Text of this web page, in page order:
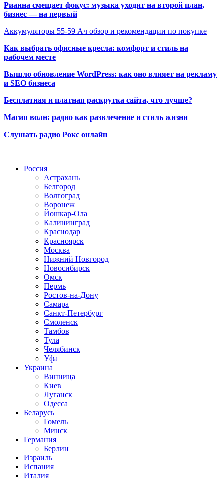
Рианна смещает фокус: музыка уходит на второй план,
бизнес — на первый
Аккумуляторы 55-59 Ач обзор и рекомендации по покупке
Как выбрать офисные кресла: комфорт и стиль на
рабочем месте
Вышло обновление WordPress: как оно влияет на рекламу
и SEO бизнеса
Бесплатная и платная раскрутка сайта, что лучше?
Магия волн: радио как развлечение и стиль жизни
Слушать радио Рокс онлайн
Россия
Астрахань
Белгород
Волгоград
Воронеж
Йошкар-Ола
Калининград
Краснодар
Красноярск
Москва
Нижний Новгород
Новосибирск
Омск
Пермь
Ростов-на-Дону
Самара
Санкт-Петербург
Смоленск
Тамбов
Тула
Челябинск
Уфа
Украина
Винница
Киев
Луганск
Одесса
Беларусь
Гомель
Минск
Германия
Берлин
Израиль
Испания
Италия